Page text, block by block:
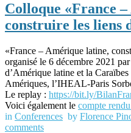
Colloque «France
construire les liens
«France – Amérique latine,
organisé le 6 décembre 2021
d’Amérique latine et la
Amériques, l’IHEAL-Paris
Le replay : https://bit.ly/
Voici également le compte
in Conferences by Florence
comments